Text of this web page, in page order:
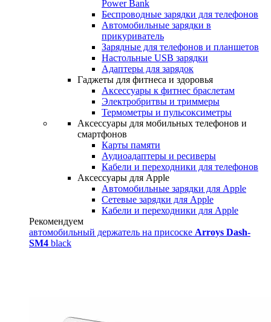
Power Bank
Беспроводные зарядки для телефонов
Автомобильные зарядки в
прикуриватель
Зарядные для телефонов и планшетов
Настольные USB зарядки
Адаптеры для зарядок
Гаджеты для фитнеса и здоровья
Аксессуары к фитнес браслетам
Электробритвы и триммеры
Термометры и пульсоксиметры
Аксессуары для мобильных телефонов и
смартфонов
Карты памяти
Аудиоадаптеры и ресиверы
Кабели и переходники для телефонов
Аксессуары для Apple
Автомобильные зарядки для Apple
Сетевые зарядки для Apple
Кабели и переходники для Apple
Рекомендуем
автомобильный держатель на присоске Arroys Dash-
SM4 black